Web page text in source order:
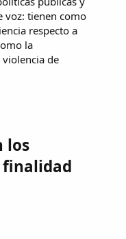
voz: tienen como
respecto a
la
de
los
finalidad